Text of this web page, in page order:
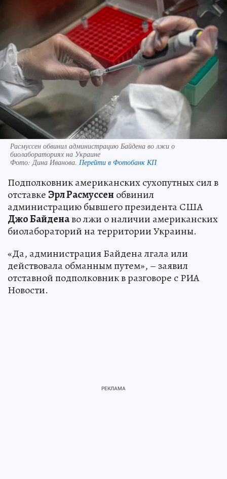
Расмуссен обвинил администрацию Байдена во лжи о
биолабораториях на Украине
Фото: Дина Иванова. Перейти в Фотобанк КП
Подполковник американских сухопутных сил в
отставке Эрл Расмуссен обвинил
администрацию бывшего президента США
Джо Байденаво лжи о наличии американских
биолабораторий на территории Украины.
«Да, администрация Байдена лгала или
действовала обманным путем», – заявил
отставной подполковник в разговоре с РИА
Новости.